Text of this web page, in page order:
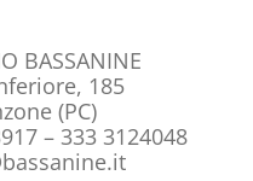
BASSANINE
185
(PC)
– 333 3124048